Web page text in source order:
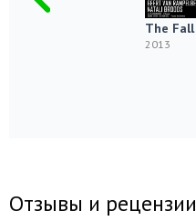
The Fall
2013
Отзывы и рецензии